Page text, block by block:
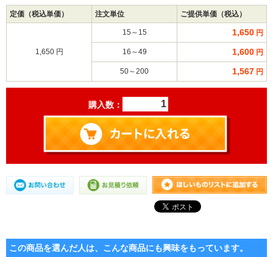
定価（税込単価） 注文単位 ご提供単価（税込）
1,650 円
15～15 1,650 円
16～49 1,600 円
50～200 1,567 円
購入数：
この商品を選んだ人は、こんな商品にも興味をもっています。